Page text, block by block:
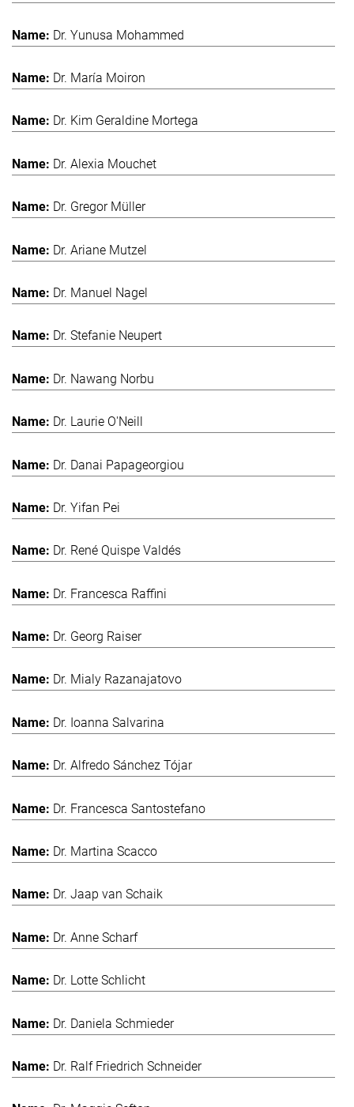
Dr. Yunusa Mohammed
Dr. María Moiron
Dr. Kim Geraldine Mortega
Dr. Alexia Mouchet
Dr. Gregor Müller
Dr. Ariane Mutzel
Dr. Manuel Nagel
Dr. Stefanie Neupert
Dr. Nawang Norbu
Dr. Laurie O'Neill
Dr. Danai Papageorgiou
Dr. Yifan Pei
Dr. René Quispe Valdés
Dr. Francesca Raffini
Dr. Georg Raiser
Dr. Mialy Razanajatovo
Dr. Ioanna Salvarina
Dr. Alfredo Sánchez Tójar
Dr. Francesca Santostefano
Dr. Martina Scacco
Dr. Jaap van Schaik
Dr. Anne Scharf
Dr. Lotte Schlicht
Dr. Daniela Schmieder
Dr. Ralf Friedrich Schneider